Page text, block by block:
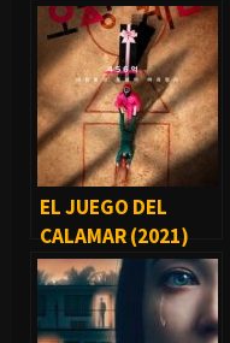
EL JUEGO DEL
CALAMAR (2021)